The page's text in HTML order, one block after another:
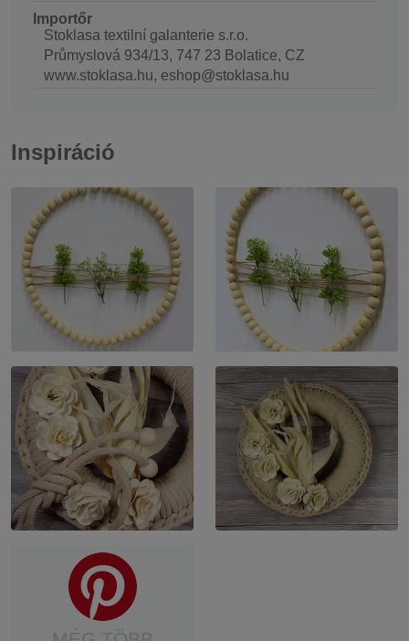
Importőr
Stoklasa textilní galanterie s.r.o.
Průmyslová 934/13, 747 23 Bolatice, CZ
www.stoklasa.hu, eshop@stoklasa.hu
Inspiráció